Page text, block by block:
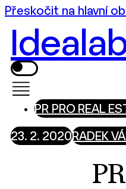
Přeskočit na hlavní
PR PRO REAL
23. 2. 2020RADEK